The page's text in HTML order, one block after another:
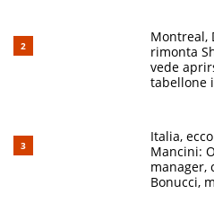
Monopoly
Montreal,
rimonta
vede
tabellone
felice del
Italia,
Mancini:
manager,
Bonucci,